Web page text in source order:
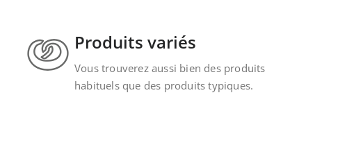
Produits variés
Vous trouverez aussi bien des produits
habituels que des produits typiques.